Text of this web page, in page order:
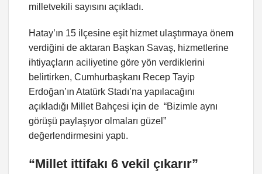
milletvekili sayısını açıkladı.
Hatay’ın 15 ilçesine eşit hizmet ulaştırmaya önem
verdiğini de aktaran Başkan Savaş, hizmetlerine
ihtiyaçların aciliyetine göre yön verdiklerini
belirtirken, Cumhurbaşkanı Recep Tayip
Erdoğan’ın Atatürk Stadı’na yapılacağını
açıkladığı Millet Bahçesi için de “Bizimle aynı
görüşü paylaşıyor olmaları güzel”
değerlendirmesini yaptı.
“Millet ittifakı 6 vekil çıkarır”